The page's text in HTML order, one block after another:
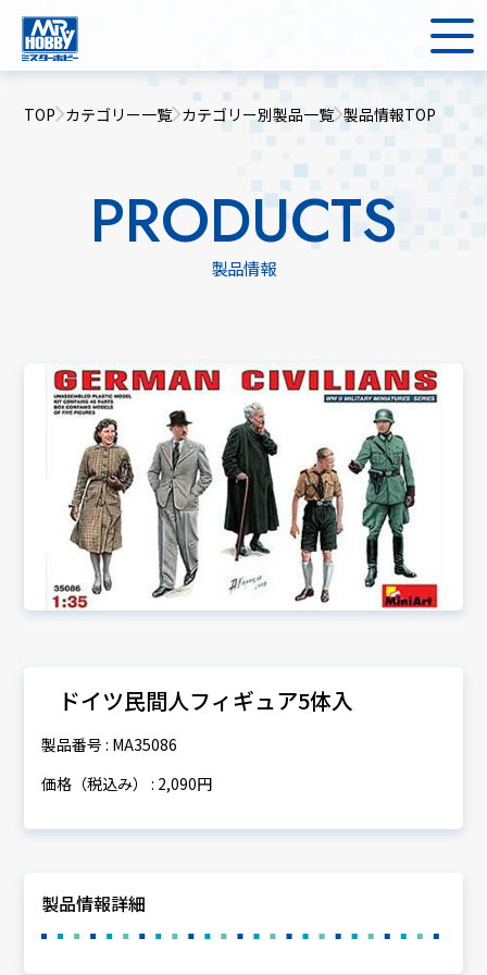
TOP カテゴリー一覧 カテゴリー別製品一覧 製品情報TOP
PRODUCTS
製品情報
ドイツ民間人フィギュア5体入
製品番号 : MA35086
価格（税込み） : 2,090円
製品情報詳細